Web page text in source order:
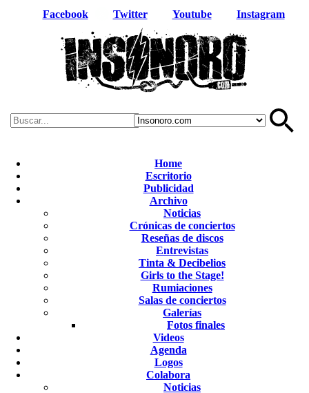
Facebook Twitter Youtube Instagram
Home
Escritorio
Publicidad
Archivo
Noticias
Crónicas de conciertos
Reseñas de discos
Entrevistas
Tinta & Decibelios
Girls to the Stage!
Rumiaciones
Salas de conciertos
Galerías
Fotos finales
Videos
Agenda
Logos
Colabora
Noticias